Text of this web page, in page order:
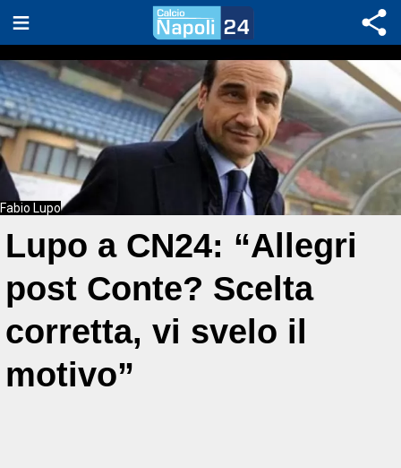
Fabio Lupo
Lupo a CN24: “Allegri
post Conte? Scelta
corretta, vi svelo il
motivo”